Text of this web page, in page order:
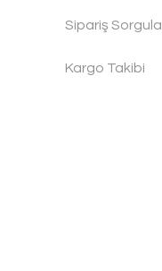
Sipariş Sorgula
Kargo Takibi